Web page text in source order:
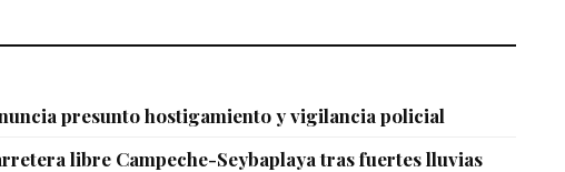
presunto hostigamiento y vigilancia policial
libre Campeche-Seybaplaya tras fuertes lluvias